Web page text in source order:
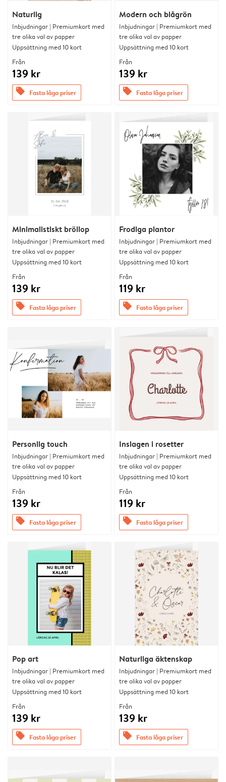
Naturlig
Inbjudningar | Premiumkort med
tre olika val av papper
Uppsättning med 10 kort
Från
139 kr
offers Fasta låga priser
Modern och blågrön
Inbjudningar | Premiumkort med
tre olika val av papper
Uppsättning med 10 kort
Från
139 kr
offers Fasta låga priser
Minimalistiskt bröllop
Inbjudningar | Premiumkort med
tre olika val av papper
Uppsättning med 10 kort
Från
139 kr
offers Fasta låga priser
Frodiga plantor
Inbjudningar | Premiumkort med
tre olika val av papper
Uppsättning med 10 kort
Från
119 kr
offers Fasta låga priser
Personlig touch
Inbjudningar | Premiumkort med
tre olika val av papper
Uppsättning med 10 kort
Från
139 kr
offers Fasta låga priser
Inslagen i rosetter
Inbjudningar | Premiumkort med
tre olika val av papper
Uppsättning med 10 kort
Från
119 kr
offers Fasta låga priser
Pop art
Inbjudningar | Premiumkort med
tre olika val av papper
Uppsättning med 10 kort
Från
139 kr
offers Fasta låga priser
Naturliga äktenskap
Inbjudningar | Premiumkort med
tre olika val av papper
Uppsättning med 10 kort
Från
139 kr
offers Fasta låga priser